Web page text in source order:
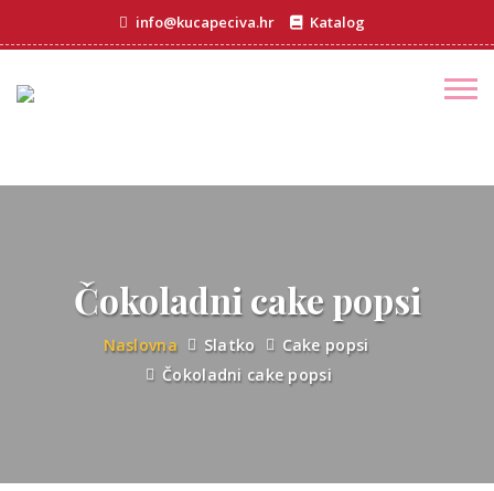
info@kucapeciva.hr Katalog
Čokoladni cake popsi
Naslovna Slatko
Cake popsi
Čokoladni cake popsi